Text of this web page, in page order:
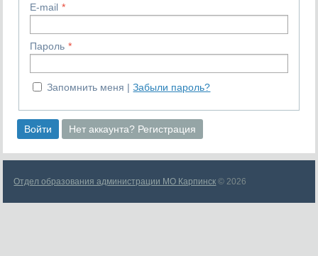
E-mail
Пароль
Запомнить меня Забыли пароль?
Войти Нет аккаунта? Регистрация
Отдел образования администрации МО Карпинск © 2026